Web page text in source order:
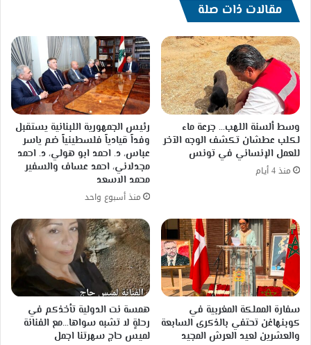
مقالات ذات صلة
وسط ألسنة اللهب… جرعة ماء
لكلب عطشان تكشف الوجه الآخر
للعمل الإنساني في تونس
منذ 4 أيام
رئيس الجمهورية اللبنانية يستقبل
وفداً قيادياً فلسطينياً ضم ياسر
عباس، د. احمد ابو هولي، د. احمد
مجدلاني، احمد عساف والسفير
محمد الاسعد
منذ أسبوع واحد
سفارة المملكة المغربية في
كوبنهاغن تحتفي بالذكرى السابعة
والعشرين لعيد العرش المجيد
همسة نت الدولية تأخذكم في
رحلةٍ لا تشبه سواها…مع الفنانة
لميس حاج سهرتنا اجمل